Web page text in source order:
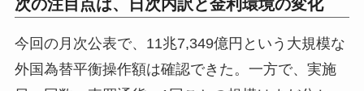
次の注目点は、日次内訳と金利環境の変化
今回の月次公表で、11兆7,349億円という大規模な
外国為替平衡操作額は確認できた。一方で、実施